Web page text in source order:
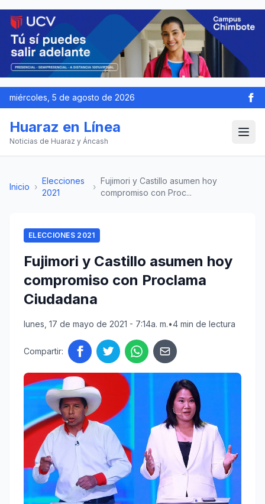
miércoles, 5 de agosto de 2026
Huaraz en Línea
Noticias de Huaraz y Áncash
Inicio ›
Elecciones
2021
›
Fujimori y Castillo asumen hoy
compromiso con Proc...
ELECCIONES 2021
Fujimori y Castillo asumen hoy
compromiso con Proclama
Ciudadana
lunes, 17 de mayo de 2021 - 7:14a. m.•4 min de lectura
Compartir: